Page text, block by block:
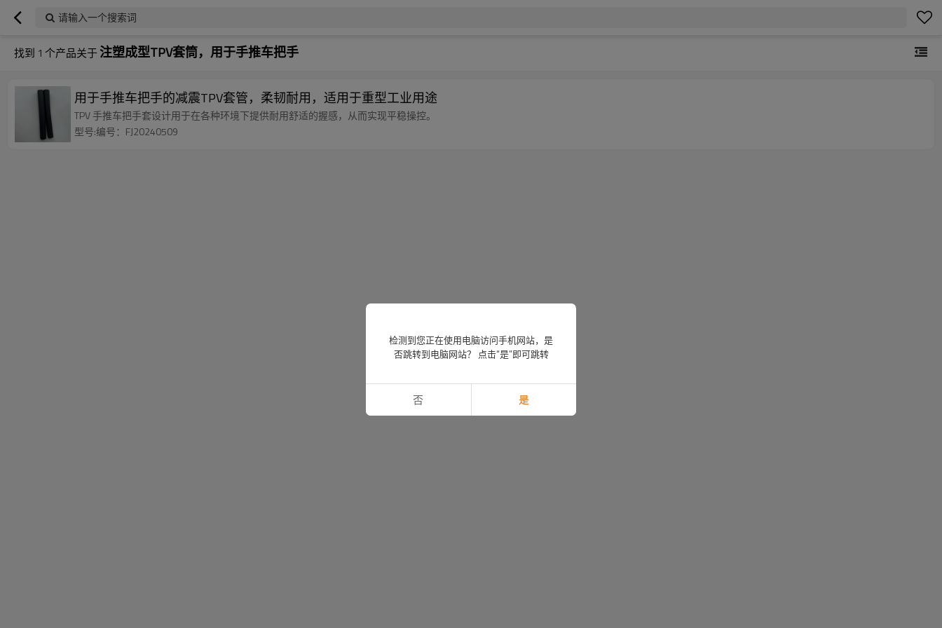
请输入一个搜索词
找到 1 个产品关于注塑成型TPV套筒，用于手推车把手
用于手推车把手的减震TPV套管，柔韧耐用，适用于重型工业用途
TPV 手推车把手套设计用于在各种环境下提供耐用舒适的握感，从而实现平稳操控。
型号:编号：FJ20240509
检测到您正在使用电脑访问手机网站，是
否跳转到电脑网站？ 点击“是”即可跳转
否 是